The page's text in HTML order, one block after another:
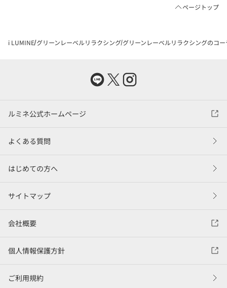
ページトップ
i LUMINE グリーンレーベルリラクシング グリーンレーベルリラクシングのコ
ルミネ公式ホームページ
よくある質問
はじめての方へ
サイトマップ
会社概要
個人情報保護方針
ご利用規約